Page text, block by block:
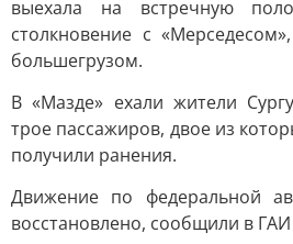
выехала на встречную
столкновение с
большегрузом.
В «Мазде» ехали жители
трое пассажиров, двое из
получили ранения.
Движение по федеральной
восстановлено, сообщили в